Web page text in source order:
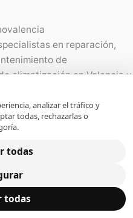
en reparación,
de
climatización en Valencia y
con rapidez,
en todas nuestras
es que tu hogar o negocio
con un servicio claro,
justo.
interés
analizar el tráfico y
todas, rechazarlas o
todas
todas